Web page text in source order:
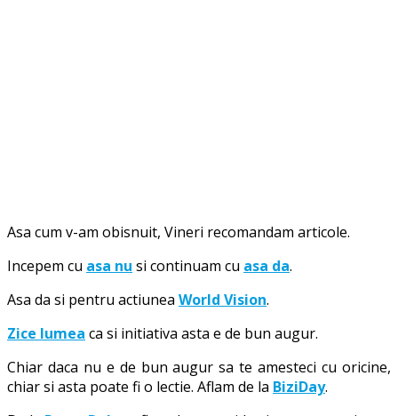
Asa cum v-am obisnuit, Vineri recomandam articole.
Incepem cu asa nu si continuam cu asa da.
Asa da si pentru actiunea World Vision.
Zice lumea ca si initiativa asta e de bun augur.
Chiar daca nu e de bun augur sa te amesteci cu oricine,
chiar si asta poate fi o lectie. Aflam de la BiziDay.